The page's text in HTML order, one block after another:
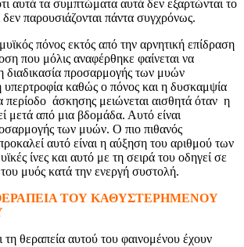
αυτά τα συμπτώματα αυτά δεν εξαρτώνται το
παρουσιάζονται πάντα συγχρόνως.
πόνος εκτός από την αρνητική επίδραση
που μόλις αναφέρθηκε φαίνεται να
διαδικασία προσαρμογής των μυών
υπερτροφία καθώς ο πόνος και η δυσκαμψία
περίοδο άσκησης μειώνεται αισθητά όταν η
μετά από μια βδομάδα. Αυτό είναι
των μυών. Ο πιο πιθανός
αυτό είναι η αύξηση του αριθμού των
ίνες και αυτό με τη σειρά του οδηγεί σε
μυός κατά την ενεργή συστολή.
ΤΟΥ ΚΑΘΥΣΤΕΡΗΜΕΝΟΥ
τη θεραπεία αυτού του φαινομένου έχουν